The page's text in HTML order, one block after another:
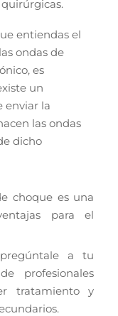
entiendas el
ondas de
es
un
enviar la
las ondas
dicho
choque es una
para el
a tu
profesionales
tratamiento y